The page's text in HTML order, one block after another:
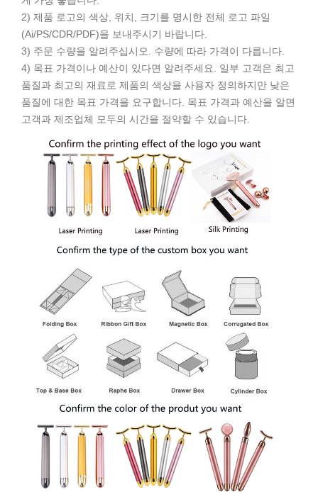
2) 제품 로고의 색상, 위치, 크기를 명시한 전체 로고 파일
(Ai/PS/CDR/PDF)을 보내주시기 바랍니다.
3) 주문 수량을 알려주십시오. 수량에 따라 가격이 다릅니다.
4) 목표 가격이나 예산이 있다면 알려주세요. 일부 고객은 최고
품질과 최고의 재료로 제품의 색상을 사용자 정의하지만 낮은
품질에 대한 목표 가격을 요구합니다. 목표 가격과 예산을 알면
고객과 제조업체 모두의 시간을 절약할 수 있습니다.